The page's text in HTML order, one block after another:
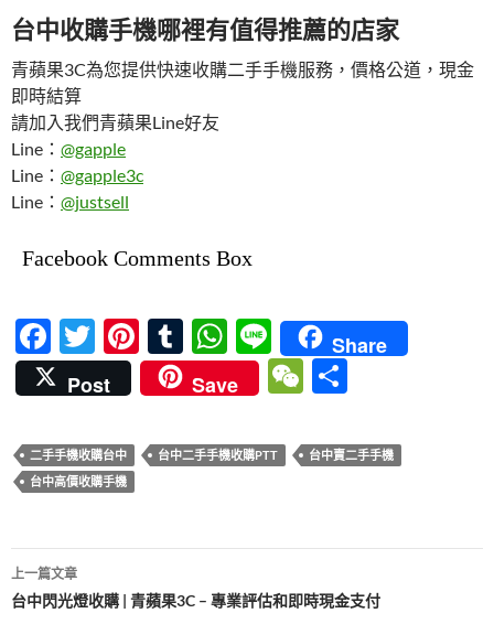
台中收購手機哪裡有值得推薦的店家
青蘋果3C為您提供快速收購二手手機服務，價格公道，現金
即時結算
請加入我們青蘋果Line好友
Line： @gapple
Line： @gapple3c
Line： @justsell
Facebook Comments Box
F
ac
e
b
o
k
T
w
itt
er
Pi
nt
er
es
t
T
u
m
bl
r
W
h
at
s
A
p
Li
n
e
Share
Post
Save
W
C
二手手機收購台中 台中二手手機收購PTT
台中賣二手手機
台中高價收購手機
文
章
上一篇文章
台中閃光燈收購 | 青蘋果3C – 專業評估和即時現金支付